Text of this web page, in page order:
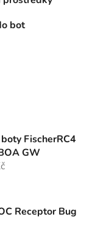
bot
FischerRC4
GW
Receptor Bug